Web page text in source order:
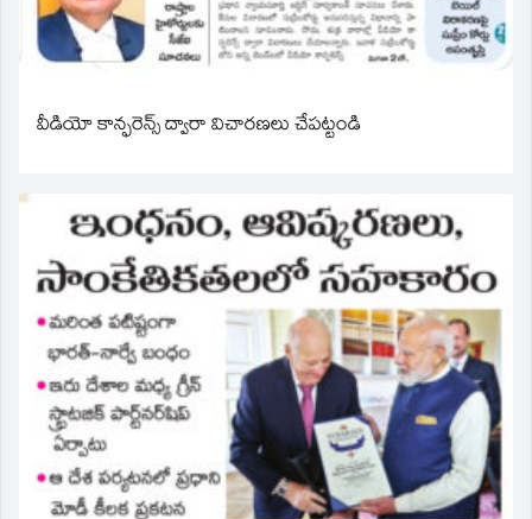
వీడియో కాన్ఫరెన్స్ ద్వారా విచారణలు చేపట్టండి